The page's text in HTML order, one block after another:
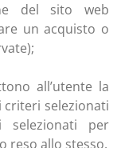
del sito web
un acquisto o
all’utente la
criteri selezionati
per
reso allo stesso.